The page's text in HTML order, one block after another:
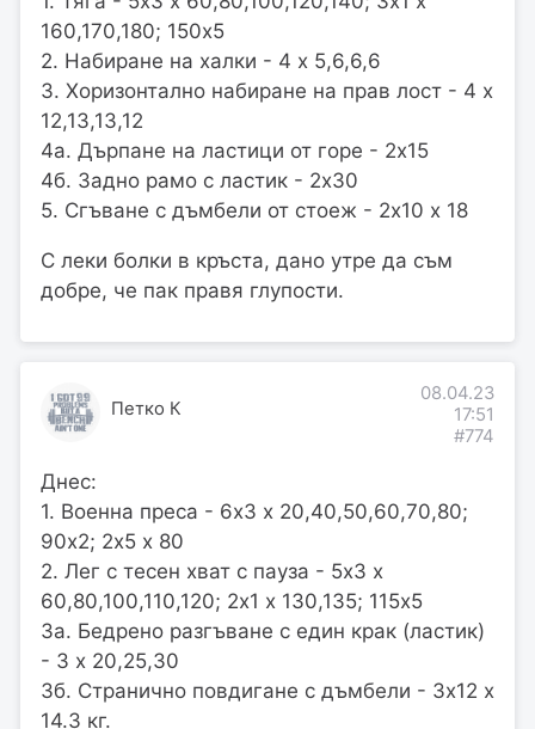
160,170,180; 150х5
2. Набиране на халки - 4 х 5,6,6,6
3. Хоризонтално набиране на прав лост - 4 х
12,13,13,12
4а. Дърпане на ластици от горе - 2х15
4б. Задно рамо с ластик - 2х30
5. Сгъване с дъмбели от стоеж - 2х10 х 18
С леки болки в кръста, дано утре да съм
добре, че пак правя глупости.
Петко К
08.04.23
17:51
#774
Днес:
1. Военна преса - 6х3 х 20,40,50,60,70,80;
90х2; 2х5 х 80
2. Лег с тесен хват с пауза - 5х3 х
60,80,100,110,120; 2х1 х 130,135; 115х5
3а. Бедрено разгъване с един крак (ластик)
- 3 х 20,25,30
3б. Странично повдигане с дъмбели - 3х12 х
14.3 кг.